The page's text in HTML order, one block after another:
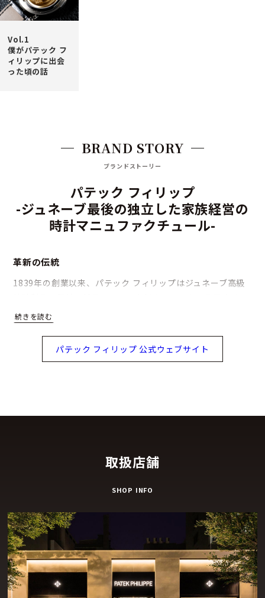
Vol.1
僕がパテック フ
ィリップに出会
った頃の話
BRAND STORY
ブランドストーリー
パテック フィリップ
-ジュネーブ最後の独立した家族経営の
時計マニュファクチュール-
革新の伝統
1839年の創業以来、パテック フィリップはジュネーブ高級
きました。独立した時計メーカーであるパテック フィリップ
ン・アドリアン・フィリップのヴィジョンに忠実に、今日も
専門家が一致して世界最高と認めるタイムピースを開発、設
よぶ技術特許にも如実に現われています。
パテック フィリップは、垂直統合された生産体制を持つ独立
ち、すべてのムーブメントと外装を自社で設計しています。
ムーブメントとケースの構成部品は、自社内で製造され、手
仕上げされ、組み立てられています。当社の最高の技術とノ
ウハウは、すべてのタイムピースについて、最初のスケッチ
から最終組立て、およびその寿命の全期間にわたって発揮さ
れています。パテック フィリップは、1839年創業以来のす
パテック フィリップ 公式ウェブサイト
取扱店舗
SHOP INFO